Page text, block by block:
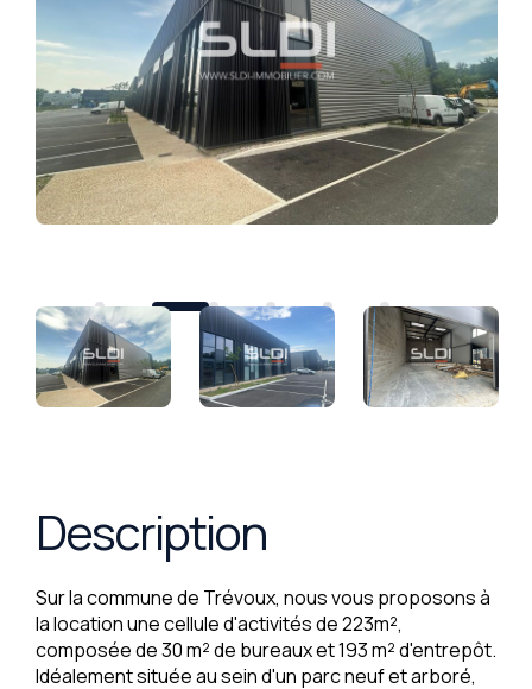
Description
Sur la commune de Trévoux, nous vous proposons à
la location une cellule d'activités de 223m²,
composée de 30 m² de bureaux et 193 m² d'entrepôt.
Idéalement située au sein d'un parc neuf et arboré,